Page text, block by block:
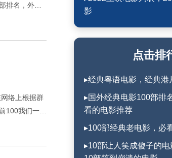
排名，外国
络上根据群
100我们一起
影
点击排
▸经典粤语电影，经典港
▸国外经典电影100部排
看的电影推荐
▸100部经典老电影，必
▸10部让人笑成傻子的电